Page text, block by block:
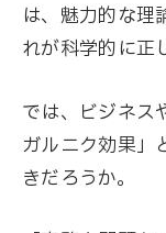
は、魅力的な理
れが科学的に正
では、ビジネス
ガルニク効果」
きだろうか。